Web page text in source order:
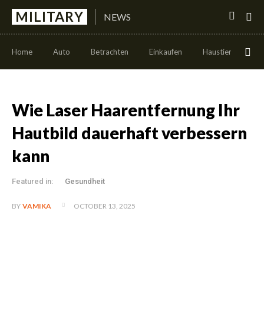
MILITARY NEWS
Home Auto Betrachten Einkaufen Haustier
Wie Laser Haarentfernung Ihr
Hautbild dauerhaft verbessern
kann
Featured in: Gesundheit
BY VAMIKA OCTOBER 13, 2025